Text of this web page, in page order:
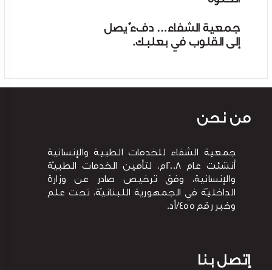
جمعية الشفاء… دفءٌ يصل
إلى القلوب في بعلبك.
من نحن
جمعية الشفاء للخدمات الطبية والإنسانية
أنشئت عام 2008م، لتأمين الخدمات الطبيّة
والإنسانية، وفق ترخيص صادر عن وزارة
الداخليّة في الجمهورية اللبنانيّة، تحت علم
وخبر رقم 455/أد.
إتصل بنا